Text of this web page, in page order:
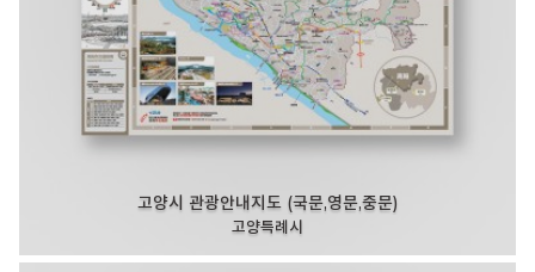
고양시 관광안내지도 (국문,영문,중문)
고양특례시